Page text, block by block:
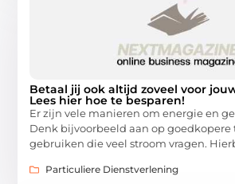
Betaal jij ook altijd zoveel voor
Lees hier hoe te besparen!
Er zijn vele manieren om energie en
Denk bijvoorbeeld aan op goedkopere
gebruiken die veel stroom vragen.
Particuliere Dienstverlening